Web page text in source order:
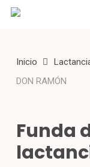
Skip
content
Inicio
DON RAMÓN
Funda